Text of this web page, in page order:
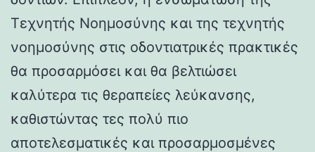
Τεχνητής Νοημοσύνης και της τεχνητής
νοημοσύνης στις οδοντιατρικές πρακτικές
θα προσαρμόσει και θα βελτιώσει
καλύτερα τις θεραπείες λεύκανσης,
καθιστώντας τες πολύ πιο
αποτελεσματικές και προσαρμοσμένες